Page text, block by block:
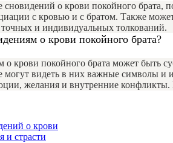
сновидений о крови покойного
с кровью и с братом. Также
и индивидуальных толкований.
о крови покойного брата?
крови покойного брата может быть
могут видеть в них важные символы и
желания и внутренние конфликты.
о крови
и страсти